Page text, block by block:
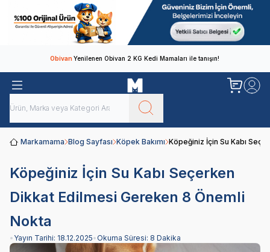
ObivanYenilenen Obivan 2 KG Kedi Mamaları ile tanışın!
Markamama Blog Sayfası Köpek Bakımı Köpeğiniz İçin Su Kabı
Köpeğiniz İçin Su Kabı Seçerken
Dikkat Edilmesi Gereken 8 Önemli
Nokta
• Yayın Tarihi: 18.12.2025•Okuma Süresi: 8 Dakika